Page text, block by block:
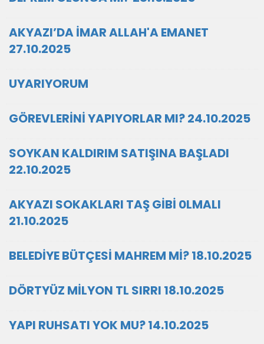
AKYAZI’DA İMAR ALLAH'A EMANET
27.10.2025
UYARIYORUM
GÖREVLERİNİ YAPIYORLAR MI? 24.10.2025
SOYKAN KALDIRIM SATIŞINA BAŞLADI
22.10.2025
AKYAZI SOKAKLARI TAŞ GİBİ 0LMALI
21.10.2025
BELEDİYE BÜTÇESİ MAHREM Mİ? 18.10.2025
DÖRTYÜZ MİLYON TL SIRRI 18.10.2025
YAPI RUHSATI YOK MU? 14.10.2025